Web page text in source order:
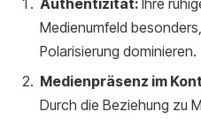
Authentizität: Ihre
Medienumfeld
Polarisierung dominieren.
Medienpräsenz im
Durch die Beziehung zu